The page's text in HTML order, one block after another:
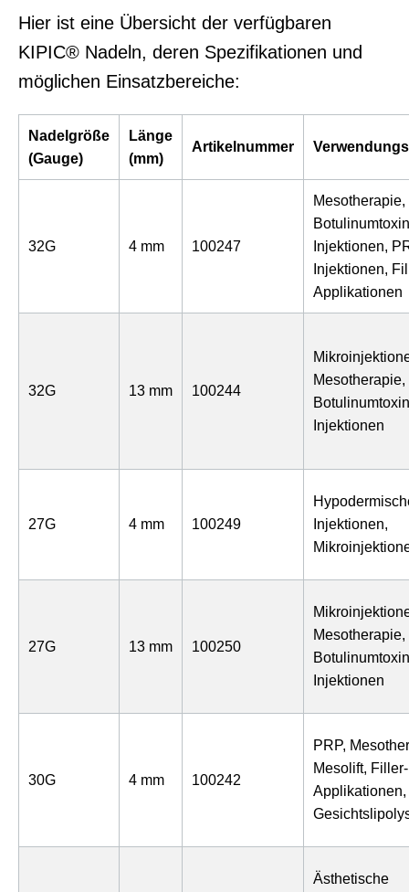
Hier ist eine Übersicht der verfügbaren
KIPIC® Nadeln, deren Spezifikationen und
möglichen Einsatzbereiche:
Nadelgröße
(Gauge)
Länge
(mm)
Artikelnummer
32G 4 mm 100247
Mesotherapie,
Injektionen,
Injektionen,
Applikationen
32G 13 mm 100244
Mesotherapie,
Injektionen
27G 4 mm 100249
Injektionen,
27G 13 mm 100250
Mesotherapie,
Injektionen
30G 4 mm 100242
PRP,
Mesolift, Filler-
Applikationen,
Ästhetische